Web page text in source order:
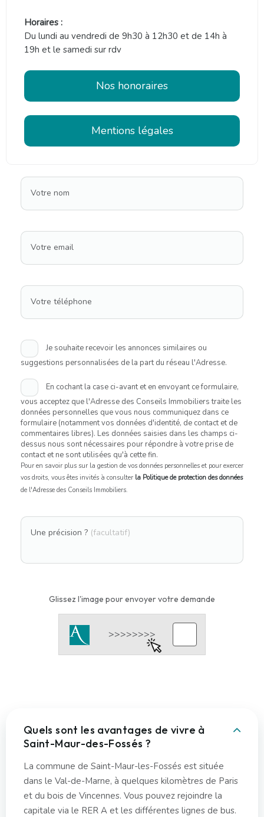
Horaires :
Du lundi au vendredi de 9h30 à 12h30 et de 14h à
19h et le samedi sur rdv
Nos honoraires
Mentions légales
Votre nom
Votre email
Votre téléphone
Je souhaite recevoir les annonces similaires ou
suggestions personnalisées de la part du réseau l'Adresse.
En cochant la case ci-avant et en envoyant ce formulaire,
vous acceptez que l'Adresse des Conseils Immobiliers traite les
données personnelles que vous nous communiquez dans ce
formulaire (notamment vos données d'identité, de contact et de
commentaires libres). Les données saisies dans les champs ci-
dessus nous sont nécessaires pour répondre à votre prise de
contact et ne sont utilisées qu'à cette fin.
Pour en savoir plus sur la gestion de vos données personnelles et pour exercer
vos droits, vous êtes invités à consulter la Politique de protection des données
de l'Adresse des Conseils Immobiliers.
Une précision ? (facultatif)
Glissez l'image pour envoyer votre demande
Quels sont les avantages de vivre à
Saint-Maur-des-Fossés ?
La commune de Saint-Maur-les-Fossés est située
dans le Val-de-Marne, à quelques kilomètres de Paris
et du bois de Vincennes. Vous pouvez rejoindre la
capitale via le RER A et les différentes lignes de bus.